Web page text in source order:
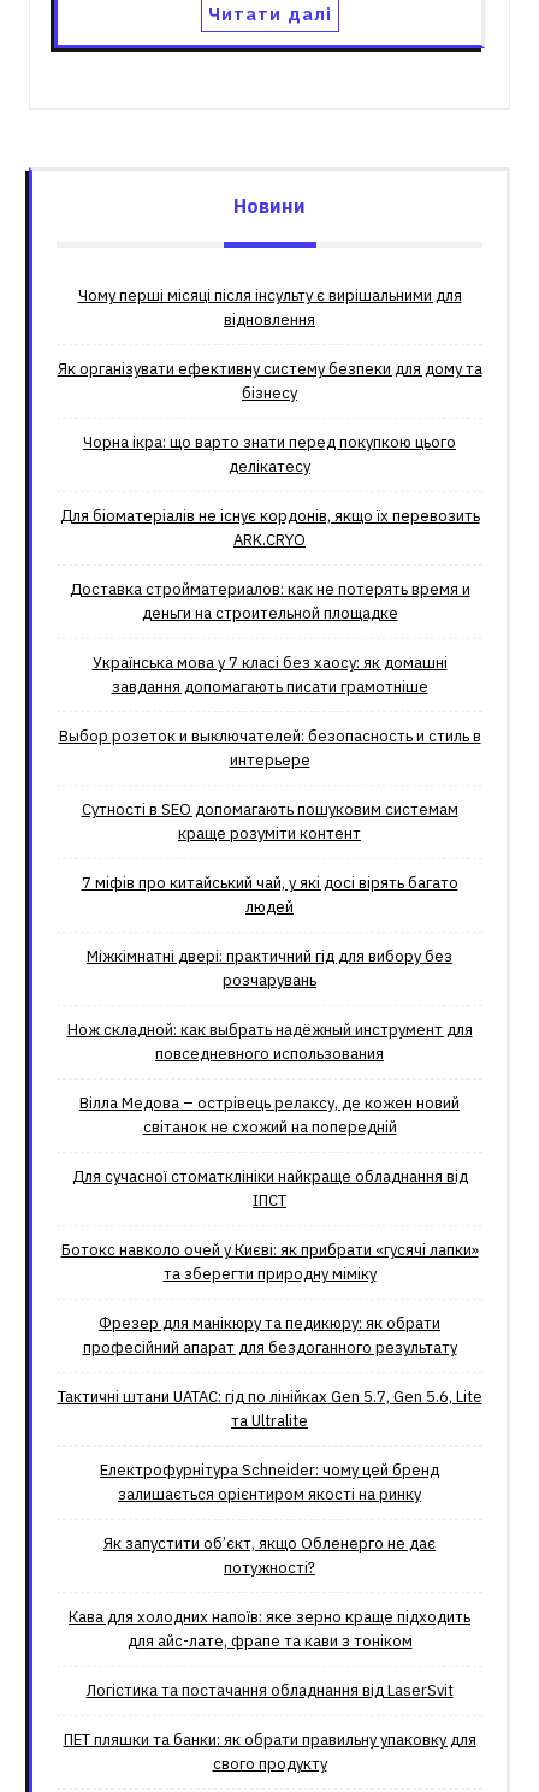
Читати далі
Новини
Чому перші місяці після інсульту є вирішальними для
відновлення
Як організувати ефективну систему безпеки для дому та
бізнесу
Чорна ікра: що варто знати перед покупкою цього
делікатесу
Для біоматеріалів не існує кордонів, якщо їх перевозить
ARK.CRYO
Доставка стройматериалов: как не потерять время и
деньги на строительной площадке
Українська мова у 7 класі без хаосу: як домашні
завдання допомагають писати грамотніше
Выбор розеток и выключателей: безопасность и стиль в
интерьере
Сутності в SEO допомагають пошуковим системам
краще розуміти контент
7 міфів про китайський чай, у які досі вірять багато
людей
Міжкімнатні двері: практичний гід для вибору без
розчарувань
Нож складной: как выбрать надёжный инструмент для
повседневного использования
Вілла Медова – острівець релаксу, де кожен новий
світанок не схожий на попередній
Для сучасної стоматклініки найкраще обладнання від
ІПСТ
Ботокс навколо очей у Києві: як прибрати «гусячі лапки»
та зберегти природну міміку
Фрезер для манікюру та педикюру: як обрати
професійний апарат для бездоганного результату
Тактичні штани UATAC: гід по лінійках Gen 5.7, Gen 5.6, Lite
та Ultralite
Електрофурнітура Schneider: чому цей бренд
залишається орієнтиром якості на ринку
Як запустити об’єкт, якщо Обленерго не дає
потужності?
Кава для холодних напоїв: яке зерно краще підходить
для айс-лате, фрапе та кави з тоніком
Логістика та постачання обладнання від LaserSvit
ПЕТ пляшки та банки: як обрати правильну упаковку для
свого продукту